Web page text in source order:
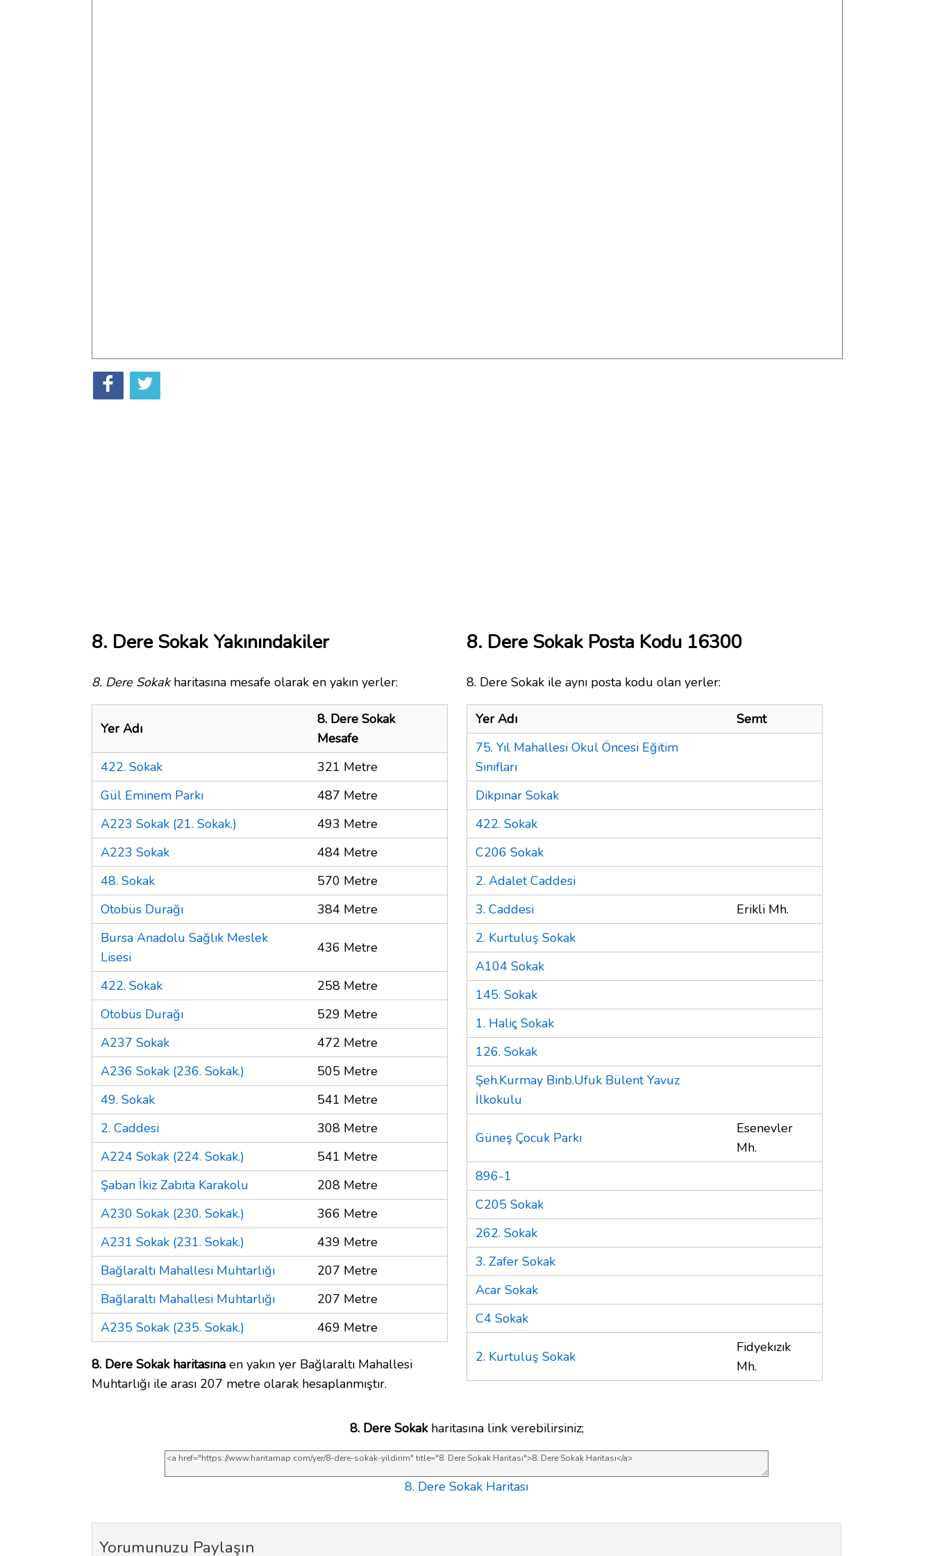
8. Dere Sokak Yakınındakiler
8. Dere Sokakharitasına mesafe olarak en yakın yerler:
Yer Adı
8. Dere Sokak
Mesafe
422. Sokak
321 Metre
Gül Eminem Parkı
487 Metre
A223 Sokak (21. Sokak.)
493 Metre
A223 Sokak
484 Metre
48. Sokak
570 Metre
Otobüs Durağı
384 Metre
Bursa Anadolu Sağlık Meslek
Lisesi
436 Metre
422. Sokak
258 Metre
Otobüs Durağı
529 Metre
A237 Sokak
472 Metre
A236 Sokak (236. Sokak.)
505 Metre
49. Sokak
541 Metre
2. Caddesi
308 Metre
A224 Sokak (224. Sokak.)
541 Metre
Şaban İkiz Zabıta Karakolu
208 Metre
A230 Sokak (230. Sokak.)
366 Metre
A231 Sokak (231. Sokak.)
439 Metre
Bağlaraltı Mahallesi Muhtarlığı
207 Metre
Bağlaraltı Mahallesi Muhtarlığı
207 Metre
A235 Sokak (235. Sokak.)
469 Metre
8. Dere Sokak haritasına en yakın yer Bağlaraltı Mahallesi
Muhtarlığı ile arası 207 metre olarak hesaplanmıştır.
8. Dere Sokak Posta Kodu 16300
8. Dere Sokak ile aynı posta kodu olan yerler:
Yer Adı
Semt
75. Yıl Mahallesi Okul Öncesi Eğitim
Sınıfları
Dikpınar Sokak
422. Sokak
C206 Sokak
2. Adalet Caddesi
3. Caddesi
Erikli Mh.
2. Kurtuluş Sokak
A104 Sokak
145. Sokak
1. Haliç Sokak
126. Sokak
Şeh.Kurmay Binb.Ufuk Bülent Yavuz
İlkokulu
Güneş Çocuk Parkı
Esenevler
Mh.
896-1
C205 Sokak
262. Sokak
3. Zafer Sokak
Acar Sokak
C4 Sokak
2. Kurtuluş Sokak
Fidyekızık
Mh.
8. Dere Sokakharitasına link verebilirsiniz;
8. Dere Sokak Haritası
Yorumunuzu Paylaşın